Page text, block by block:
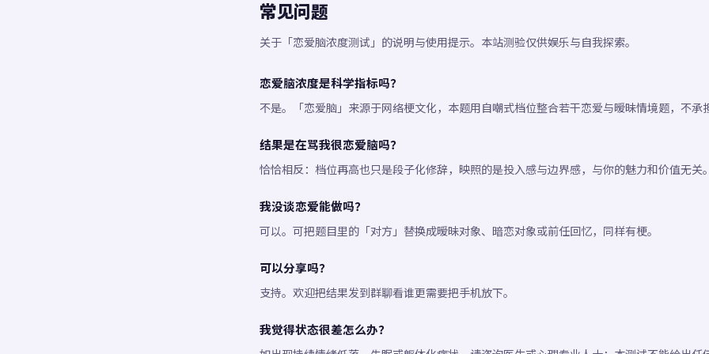
常见问题
关于「恋爱脑浓度测试」的说明与使用提示。本站测验仅供娱乐与自我探索。
恋爱脑浓度是科学指标吗？
不是。「恋爱脑」来源于网络梗文化，本题用自嘲式档位整合若干恋爱与暧昧情境题，不承
结果是在骂我很恋爱脑吗？
恰恰相反：档位再高也只是段子化修辞，映照的是投入感与边界感，与你的魅力和价值无关。
我没谈恋爱能做吗？
可以。可把题目里的「对方」替换成暧昧对象、暗恋对象或前任回忆，同样有梗。
可以分享吗？
支持。欢迎把结果发到群聊看谁更需要把手机放下。
我觉得状态很差怎么办？